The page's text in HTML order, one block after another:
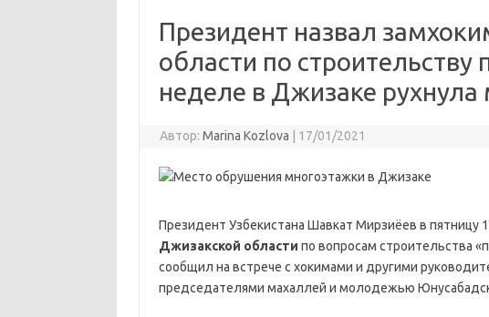
Президент назвал
области по
неделе в Джизаке рухнула
Автор: Marina Kozlova 17/01/2021
Президент Узбекистана Шавкат Мирзиёев в пятницу
Джизакской области по вопросам строительства
сообщил на встрече с хокимами и другими
председателями махаллей и молодежью